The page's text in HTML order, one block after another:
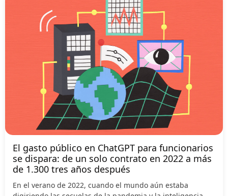
El gasto público en ChatGPT para funcionarios
se dispara: de un solo contrato en 2022 a más
de 1.300 tres años después
En el verano de 2022, cuando el mundo aún estaba